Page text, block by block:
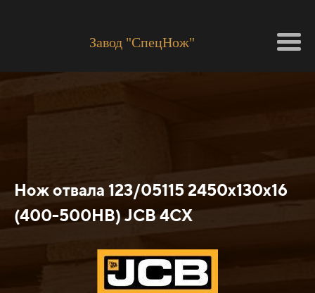
Завод "СпецНож"
Нож отвала 123/05115 2450х130х16
(400-500HB) JCB 4CX